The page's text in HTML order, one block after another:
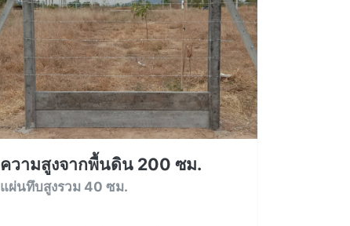
ความสูงจากพื้นดิน 200 ซม.
แผ่นทึบสูงรวม 40 ซม.